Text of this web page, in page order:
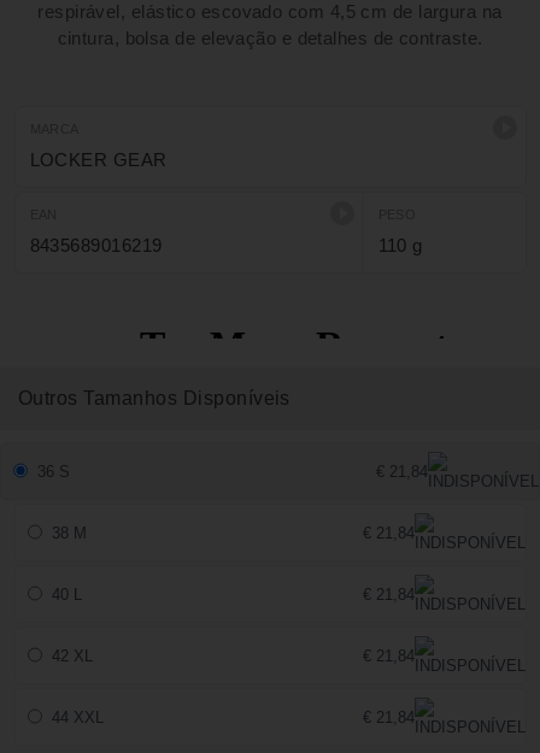
respirável, elástico escovado com 4,5 cm de largura na
cintura, bolsa de elevação e detalhes de contraste.
LOCKER GEAR
8435689016219 110 g
Outros Tamanhos Disponíveis
36 S € 21,84
38 M € 21,84
40 L € 21,84
42 XL € 21,84
44 XXL € 21,84